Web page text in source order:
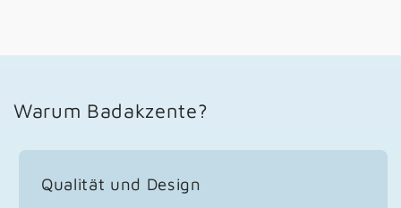
Warum Badakzente?
Qualität und Design